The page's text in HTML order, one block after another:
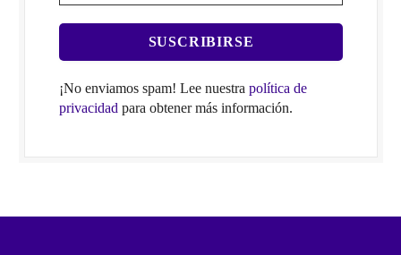
¡No enviamos spam! Lee nuestra política de
privacidad para obtener más información.